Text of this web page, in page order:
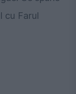
cu Farul